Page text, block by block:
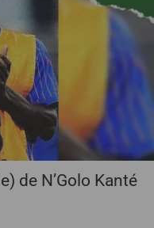
de N’Golo Kanté